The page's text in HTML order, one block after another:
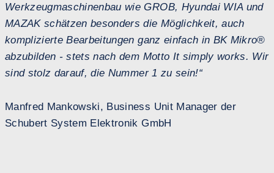
Werkzeugmaschinenbau wie GROB, Hyundai WIA und
MAZAK schätzen besonders die Möglichkeit, auch
komplizierte Bearbeitungen ganz einfach in BK Mikro®
abzubilden - stets nach dem Motto It simply works. Wir
sind stolz darauf, die Nummer 1 zu sein!“
Manfred Mankowski, Business Unit Manager der
Schubert System Elektronik GmbH